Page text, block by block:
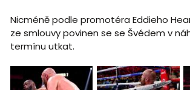
Nicméně podle promotéra Eddieho
ze smlouvy povinen se se Švédem v
termínu utkat.